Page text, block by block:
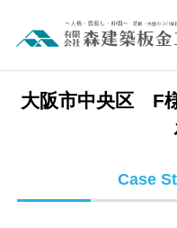
大阪市中央区 F様邸 シル
大阪市中央区 F
Case